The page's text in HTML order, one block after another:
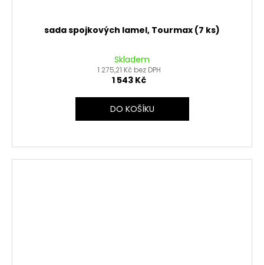
sada spojkových lamel, Tourmax (7 ks)
Skladem
1 275,21 Kč bez DPH
1 543 Kč
DO KOŠÍKU